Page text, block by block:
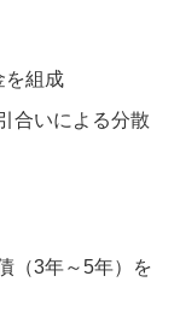
を組成
合いによる分散
（3年～5年）を